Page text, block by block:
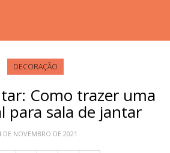
DECORAÇÃO
Como trazer uma
para sala de jantar
DE NOVEMBRO DE 2021